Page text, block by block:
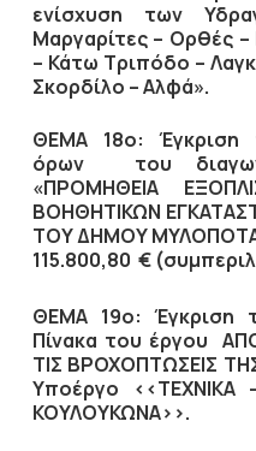
ενίσχυση των
Μαργαρίτες – Ορθές
– Κάτω Τριπόδο –
Σκορδίλο – Αλφά».
ΘΕΜΑ 18ο: Έγκριση
όρων του
«ΠΡΟΜΗΘΕΙΑ
ΒΟΗΘΗΤΙΚΩΝ
ΤΟΥ ΔΗΜΟΥ
115.800,80 €
ΘΕΜΑ 19ο: Έγκριση
Πίνακα του έργου
ΤΙΣ ΒΡΟΧΟΠΤΩΣΕΙΣ
Υποέργο <<ΤΕΧΝΙΚΑ
ΚΟΥΛΟΥΚΩΝΑ>>.